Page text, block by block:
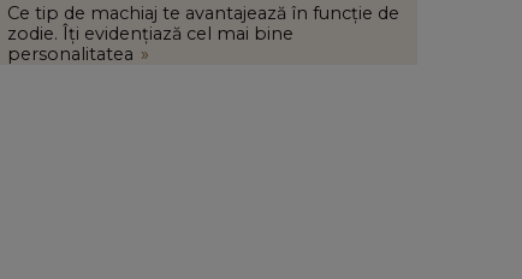
Ce tip de machiaj te avantajează în funcție de
zodie. Îți evidențiază cel mai bine
personalitatea »